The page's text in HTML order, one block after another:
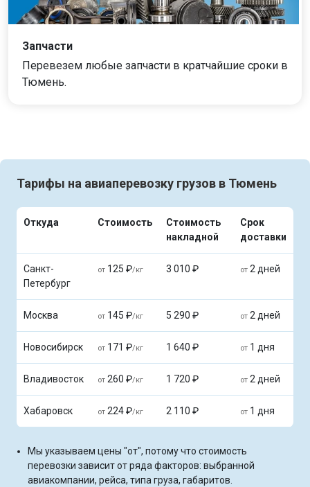
Запчасти
Перевезем любые запчасти в кратчайшие сроки в
Тюмень.
Тарифы на авиаперевозку грузов в Тюмень
Откуда Стоимость
Стоимость
накладной
Срок
доставки
Санкт-
Петербург
от 125 ₽/кг 3 010 ₽ от 2 дней
Москва от 145 ₽/кг 5 290 ₽ от 2 дней
Новосибирск от 171 ₽/кг 1 640 ₽ от 1 дня
Владивосток от 260 ₽/кг 1 720 ₽ от 2 дней
Хабаровск от 224 ₽/кг 2 110 ₽ от 1 дня
Мы указываем цены "от", потому что стоимость
перевозки зависит от ряда факторов: выбранной
авиакомпании, рейса, типа груза, габаритов.